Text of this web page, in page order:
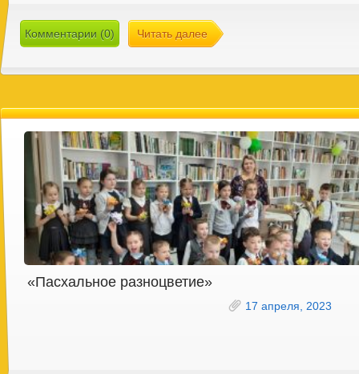
Комментарии (0) Читать далее
«Пасхальное разноцветие»
17 апреля, 2023